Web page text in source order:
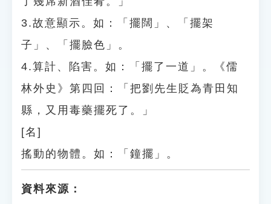
3.故意顯示。如：「擺闊」、「擺架
子」、「擺臉色」。
4.算計、陷害。如：「擺了一道」。《儒
林外史》第四回：「把劉先生貶為青田知
縣，又用毒藥擺死了。」
[名]
搖動的物體。如：「鐘擺」。
資料來源：